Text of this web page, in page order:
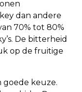
dan andere
70% tot 80%
De bitterheid
op de fruitige
goede keuze.